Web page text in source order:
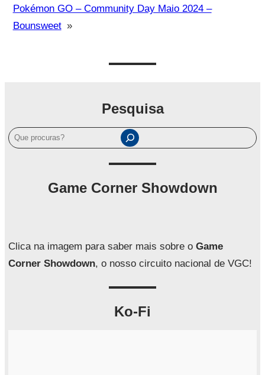
Pokémon GO – Community Day Maio 2024 –
Bounsweet »
Pesquisa
P
e
a
Game Corner Showdown
Clica na imagem para saber mais sobre o Game
Corner Showdown, o nosso circuito nacional de VGC!
Ko-Fi